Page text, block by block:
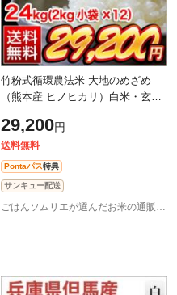
竹粉式循環農法米 大地のめざめ
（熊本産 ヒノヒカリ）白米・玄米
白米・玄米 選択 窒素充填包装 完
全無
29,200円
送料無料
Pontaパス特典
サンキュー配送
ごはんソムリエが選んだお米の通販 お米のくりや